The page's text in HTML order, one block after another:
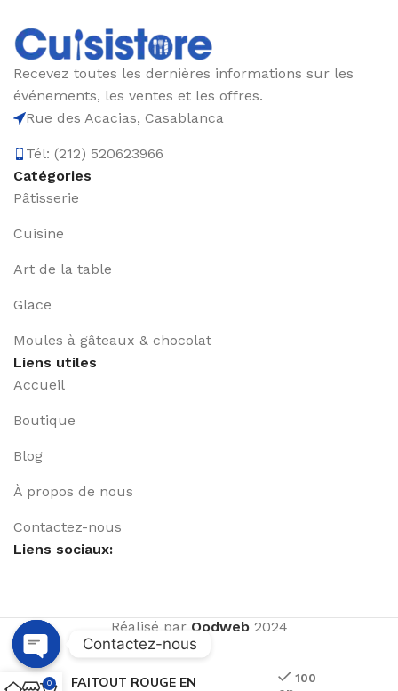
Recevez toutes les dernières informations sur les
événements, les ventes et les offres.
Rue des Acacias, Casablanca
Tél: (212) 520623966
Catégories
Pâtisserie
Cuisine
Art de la table
Glace
Moules à gâteaux & chocolat
Liens utiles
Accueil
Boutique
Blog
À propos de nous
Contactez-nous
Liens sociaux:
Réalisé par Qodweb2024
FAITOUT ROUGE EN
100
0
Contactez-nous
Open